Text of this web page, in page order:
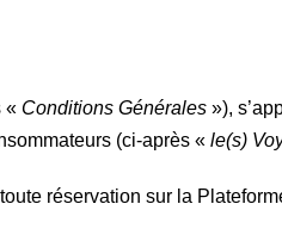
« Conditions Générales »),
(ci-après « le(s)
réservation sur la